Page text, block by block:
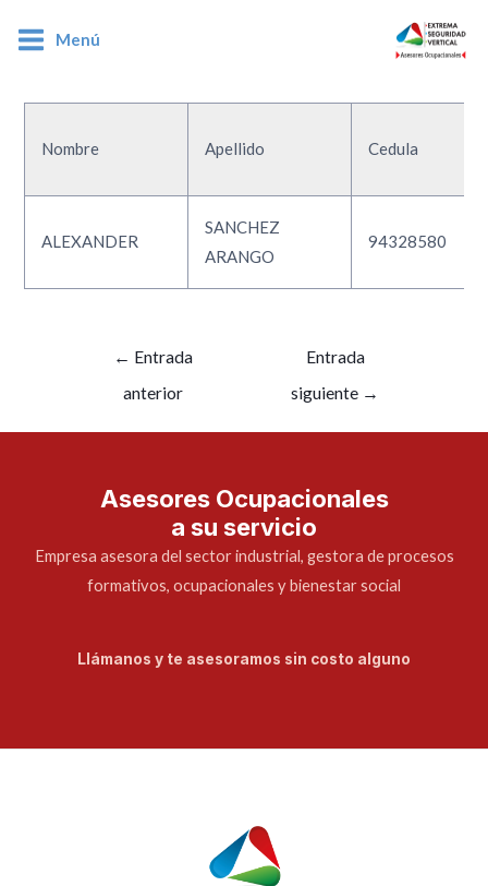
Menú
Nombre Apellido Cedula
ALEXANDER
SANCHEZ
ARANGO
94328580
← Entrada
anterior
Entrada
siguiente →
Asesores Ocupacionales
a su servicio
Empresa asesora del sector industrial, gestora de procesos
formativos, ocupacionales y bienestar social
Llámanos y te asesoramos sin costo alguno